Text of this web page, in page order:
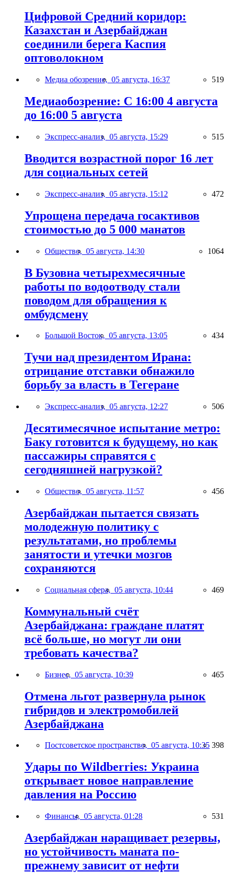
Цифровой Средний коридор:
Казахстан и Азербайджан
соединили берега Каспия
оптоволокном
Медиа обозрение, 05 августа, 16:37 519
Медиаобозрение: С 16:00 4 августа
до 16:00 5 августа
Экспресс-анализ, 05 августа, 15:29 515
Вводится возрастной порог 16 лет
для социальных сетей
Экспресс-анализ, 05 августа, 15:12 472
Упрощена передача госактивов
стоимостью до 5 000 манатов
Общество, 05 августа, 14:30 1064
В Бузовна четырехмесячные
работы по водоотводу стали
поводом для обращения к
омбудсмену
Большой Восток, 05 августа, 13:05 434
Тучи над президентом Ирана:
отрицание отставки обнажило
борьбу за власть в Тегеране
Экспресс-анализ, 05 августа, 12:27 506
Десятимесячное испытание метро:
Баку готовится к будущему, но как
пассажиры справятся с
сегодняшней нагрузкой?
Общество, 05 августа, 11:57 456
Азербайджан пытается связать
молодежную политику с
результатами, но проблемы
занятости и утечки мозгов
сохраняются
Социальная сфера, 05 августа, 10:44 469
Коммунальный счёт
Азербайджана: граждане платят
всё больше, но могут ли они
требовать качества?
Бизнес, 05 августа, 10:39 465
Отмена льгот развернула рынок
гибридов и электромобилей
Азербайджана
Постсоветское пространство, 05 августа, 10:35 398
Удары по Wildberries: Украина
открывает новое направление
давления на Россию
Финансы, 05 августа, 01:28 531
Азербайджан наращивает резервы,
но устойчивость маната по-
прежнему зависит от нефти